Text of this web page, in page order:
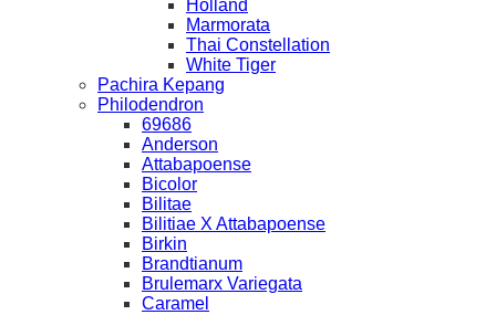
Holland
Marmorata
Thai Constellation
White Tiger
Pachira Kepang
Philodendron
69686
Anderson
Attabapoense
Bicolor
Bilitae
Bilitiae X Attabapoense
Birkin
Brandtianum
Brulemarx Variegata
Caramel